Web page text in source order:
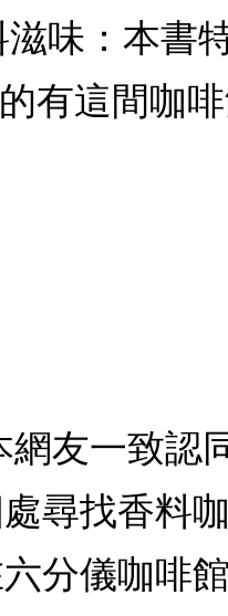
味：本書
有這間咖
友一致認
尋找香料
分儀咖啡